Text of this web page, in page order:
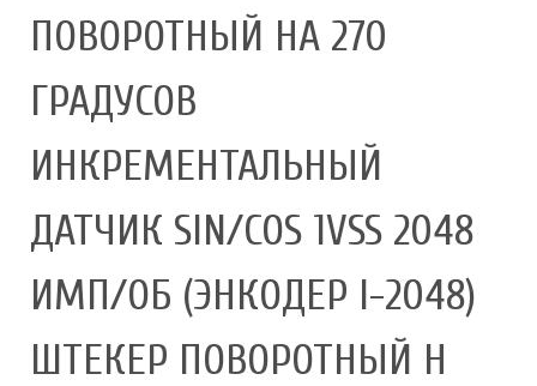
ПОВОРОТНЫЙ НА 270
ГРАДУСОВ
ИНКРЕМЕНТАЛЬНЫЙ
ДАТЧИК SIN/COS 1VSS 2048
ИМП/ОБ (ЭНКОДЕР I-2048)
ШТЕКЕР ПОВОРОТНЫЙ Н